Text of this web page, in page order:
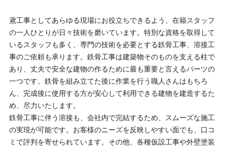
鳶工事としてあらゆる現場にお役立ちできるよう、在籍スタッフ
の一人ひとりが日々技術を磨いています。特別な資格を取得して
いるスタッフも多く、専門の技術を必要とする鉄骨工事、溶接工
事のご依頼も承ります。鉄骨工事は建築物そのものを支える柱で
あり、丈夫で安全な建物の作るために最も重要と言えるパーツの
一つです。鉄骨を組み立てた後に作業を行う職人さんはもちろ
ん、完成後に使用する方が安心して利用できる建物を建造するた
め、尽力いたします。
鉄骨工事に伴う溶接も、会社内で完結するため、スムーズな施工
の実現が可能です。お客様のニーズを反映しやすい面でも、口コ
ミで評判を寄せられています。その他、各種仮設工事や外壁塗装